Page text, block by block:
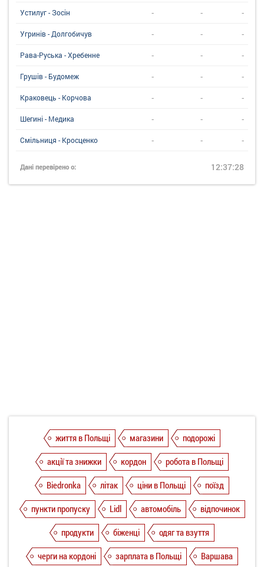
Устилуг - Зосін - - -
Угринiв - Долгобичув - - -
Рава-Руська - Хребенне - - -
Грушів - Будомеж - - -
Краковець - Корчова - - -
Шегині - Медика - - -
Смільниця - Кросценко - - -
Дані перевірено о: 12:37:28
життя в Польщі магазини
подорожі
акції та знижки
кордон
робота в Польщі
Biedronka
літак ціни в Польщі
поїзд
пункти пропуску
Lidl автомобіль
відпочинок
продукти
біженці
одяг та взуття
черги на кордоні
зарплата в Польщі Варшава